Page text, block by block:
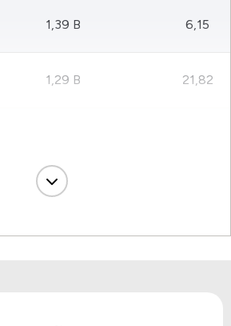
1,39 B 6,15
1,29 B 21,82
1,09 B